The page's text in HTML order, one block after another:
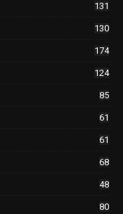
131
130
174
124
85
61
61
68
48
80